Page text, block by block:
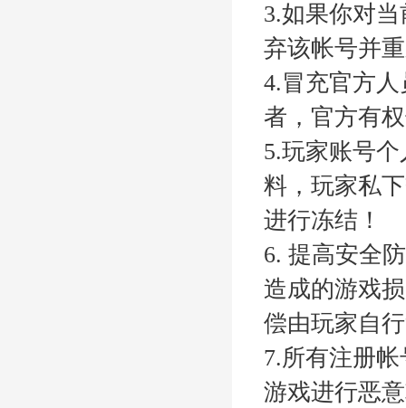
3.如果你对
弃该帐号并
4.冒充官方
者，官方有
5.玩家账号
料，玩家私
进行冻结！
6. 提高安全
造成的游戏
偿由玩家自
7.所有注册
游戏进行恶